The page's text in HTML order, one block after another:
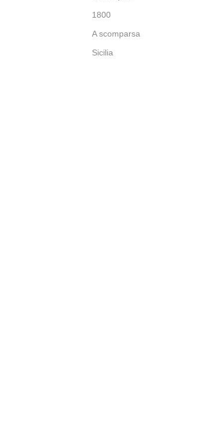
1800
A scomparsa
Sicilia